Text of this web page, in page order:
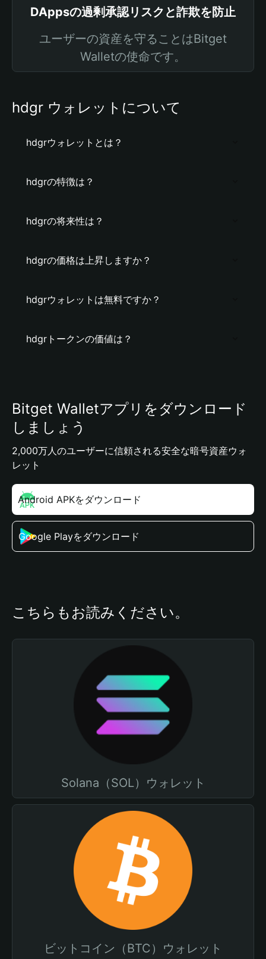
DAppsの過剰承認リスクと詐欺を防止
ユーザーの資産を守ることはBitget
Walletの使命です。
hdgr ウォレットについて
hdgrウォレットとは？
hdgrの特徴は？
hdgrの将来性は？
hdgrの価格は上昇しますか？
hdgrウォレットは無料ですか？
hdgrトークンの価値は？
Bitget Walletアプリをダウンロード
しましょう
2,000万人のユーザーに信頼される安全な暗号資産ウォ
レット
Android APKをダウンロード
Google Playをダウンロード
こちらもお読みください。
Solana（SOL）ウォレット
ビットコイン（BTC）ウォレット